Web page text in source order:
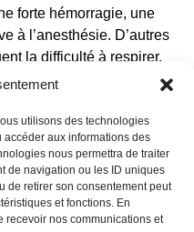
utilisons des technologies
aux informations des
nous permettra de traiter
de navigation ou les ID uniques
de retirer son consentement peut
et fonctions. En
recevoir nos communications et
forte hémorragie, une
à l’anesthésie. D’autres
la difficulté à respirer,
à l’intérieur ou autour du
de la douleur, des
pendant
entraîner des
nasale. Vous devrez